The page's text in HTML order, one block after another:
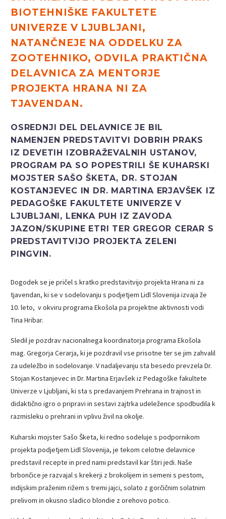
BIOTEHNIŠKE FAKULTETE
UNIVERZE V LJUBLJANI,
NATANČNEJE NA ODDELKU ZA
ZOOTEHNIKO, ODVILA PRAKTIČNA
DELAVNICA ZA MENTORJE
PROJEKTA HRANA NI ZA
TJAVENDAN.
OSREDNJI DEL DELAVNICE JE BIL
NAMENJEN PREDSTAVITVI DOBRIH PRAKS
IZ DEVETIH IZOBRAŽEVALNIH USTANOV,
PROGRAM PA SO POPESTRILI ŠE KUHARSKI
MOJSTER SAŠO ŠKETA, DR. STOJAN
KOSTANJEVEC IN DR. MARTINA ERJAVŠEK IZ
PEDAGOŠKE FAKULTETE UNIVERZE V
LJUBLJANI, LENKA PUH IZ ZAVODA
JAZON/SKUPINE ETRI TER GREGOR CERAR S
PREDSTAVITVIJO PROJEKTA ZELENI
PINGVIN.
Dogodek se je pričel s kratko predstavitvijo projekta Hrana ni za
tjavendan, ki se v sodelovanju s podjetjem Lidl Slovenija izvaja že
10. leto, v okviru programa Ekošola pa projektne aktivnosti vodi
Tina Hribar.
Sledil je pozdrav nacionalnega koordinatorja programa Ekošola
mag. Gregorja Cerarja, ki je pozdravil vse prisotne ter se jim zahvalil
za udeležbo in sodelovanje. V nadaljevanju sta besedo prevzela Dr.
Stojan Kostanjevec in Dr. Martina Erjavšek iz Pedagoške fakultete
Univerze v Ljubljani, ki sta s predavanjem Prehrana in trajnost in
didaktično igro o pripravi in sestavi zajtrka udeležence spodbudila k
razmisleku o prehrani in vplivu živil na okolje.
Kuharski mojster Sašo Šketa, ki redno sodeluje s podpornikom
projekta podjetjem Lidl Slovenija, je tekom celotne delavnice
predstavil recepte in pred nami predstavil kar štiri jedi. Naše
brbončice je razvajal s krekerji z brokolijem in semeni s pestom,
indijskim praženim rižem s tremi jajci, solato z gorčičnim solatnim
prelivom in okusno sladico blondie z orehovo potico.